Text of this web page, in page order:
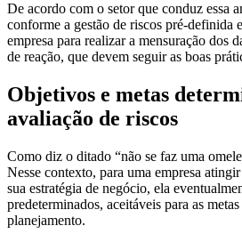
De acordo com o setor que conduz essa
conforme a gestão de riscos pré-definida
empresa para realizar a mensuração dos
de reação, que devem seguir as boas
Objetivos e metas
avaliação de riscos
Como diz o ditado “não se faz uma
Nesse contexto, para uma empresa
sua estratégia de negócio, ela
predeterminados, aceitáveis para as
planejamento.